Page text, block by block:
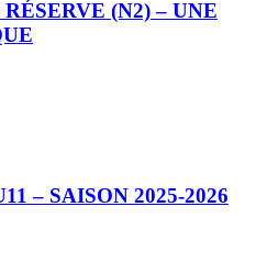
(N2) – UNE
– SAISON 2025-2026